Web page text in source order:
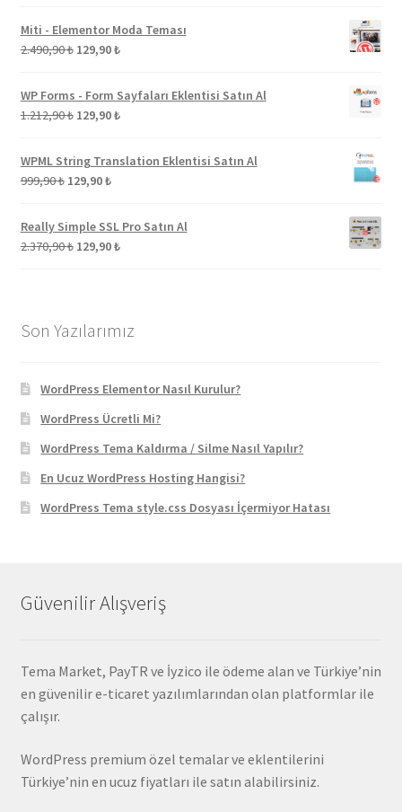
1.973,00 ₺.fiyat:
Miti - Elementor Moda Teması
2.490,90₺ Orijinal
2.490,90 ₺.
129,90₺Şu
fiyat:
129,90 ₺.
WP Forms - Form Sayfaları Eklentisi Satın Al
1.212,90₺ Orijinal
1.212,90 ₺.
129,90₺Şu
fiyat:
WPML String Translation Eklentisi Satın Al
999,90₺ Orijinal
999,90 ₺.
129,90₺Şu
fiyat:
129,90 ₺.
Really Simple SSL Pro Satın Al
2.370,90₺ Orijinal
129,90₺Şu
Son Yazılarımız
WordPress Elementor Nasıl Kurulur?
WordPress Ücretli Mi?
WordPress Tema Kaldırma / Silme Nasıl Yapılır?
En Ucuz WordPress Hosting Hangisi?
WordPress Tema style.css Dosyası İçermiyor Hatası
Güvenilir Alışveriş
Tema Market, PayTR ve İyzico ile ödeme alan ve Türkiye’nin
en güvenilir e-ticaret yazılımlarından olan platformlar ile
çalışır.
WordPress premium özel temalar ve eklentilerini
Türkiye’nin en ucuz fiyatları ile satın alabilirsiniz.